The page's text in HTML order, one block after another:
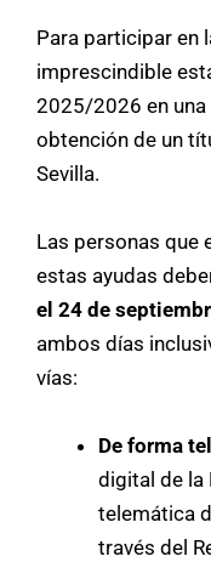
Para participar en
imprescindible
2025/2026 en
obtención de un
Sevilla.
Las personas que
estas ayudas
el 24 de
ambos días
vías:
De forma
digital de la
telemática
través del